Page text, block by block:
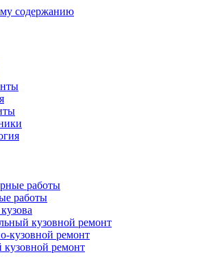
содержанию
работы
работы
кузовной ремонт
кузовной ремонт
ремонт